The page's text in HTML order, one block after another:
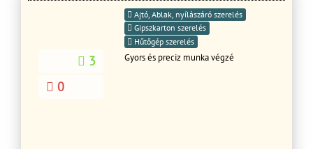
3
0
Ajtó, Ablak, nyílászáró szerelés
Gipszkarton szerelés
Hűtőgép szerelés
Gyors és preciz munka végzé